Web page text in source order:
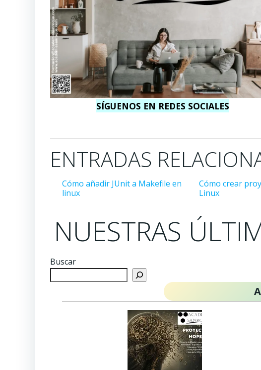
SÍGUENOS EN REDES SOCIALES
ENTRADAS
Cómo añadir JUnit a Makefile en
linux
Cómo crear
Linux
NUESTRAS
Buscar